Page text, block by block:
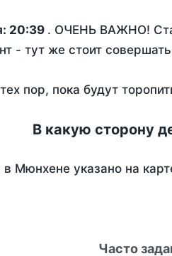
20:39 . ОЧЕНЬ ВАЖНО!
- тут же стоит
пор, пока будут
В какую сторону
Мюнхене указано на
Часто